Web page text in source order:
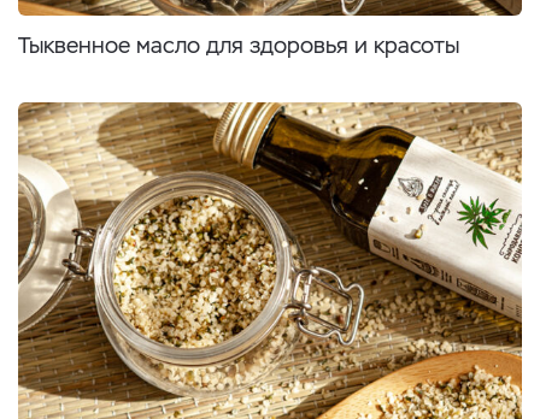
Тыквенное масло для здоровья и красоты